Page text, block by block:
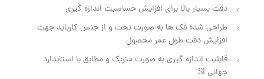
دقت بسیار بالا برای افزایش حساسیت اندازه گیری
طراحی شده فک ها به صورت تخت و از جنس کارباید جهت
افزایش دقت طول عمر محصول
قابلیت اندازه گیری به صورت متریک و مطابق با استاندارد
جهانی SI